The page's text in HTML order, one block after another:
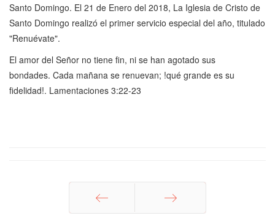
Santo Domingo. El 21 de Enero del 2018, La Iglesia de Cristo de
Santo Domingo realizó el primer servicio especial del año, titulado
"Renuévate".
El amor del Señor no tiene fin, ni se han agotado sus
bondades. Cada mañana se renuevan; !qué grande es su
fidelidad!. Lamentaciones 3:22-23